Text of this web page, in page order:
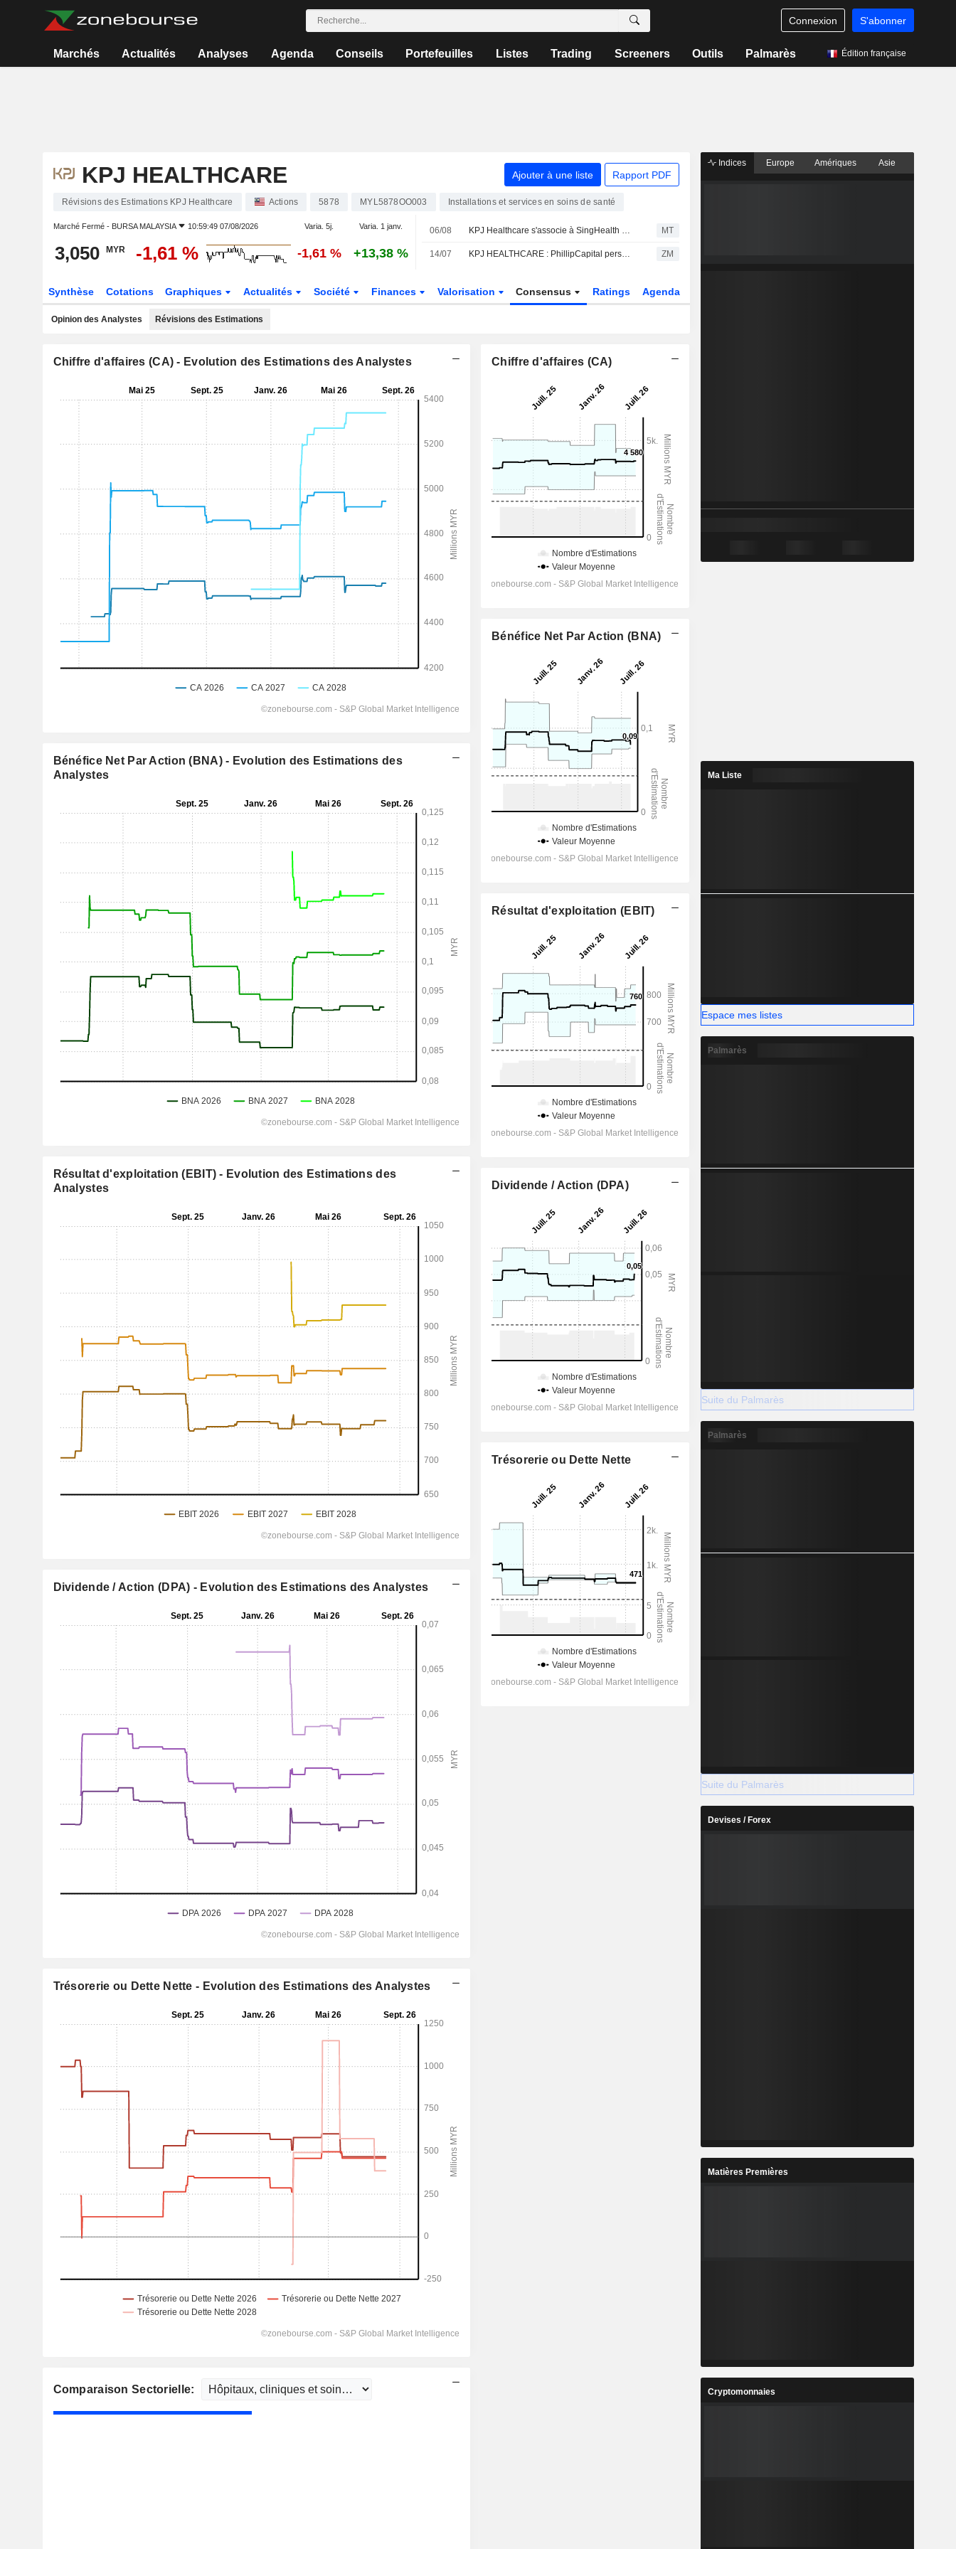
Connexion S'abonner
Marchés Actualités Analyses Agenda Conseils Portefeuilles Listes Trading Screeners Outils Palmarès Édition française
KPJ HEALTHCARE Ajouter à une liste Rapport PDF
Révisions des Estimations KPJ Healthcare Actions 5878 MYL5878OO003 Installations et services en soins de santé
Marché Fermé - BURSA MALAYSIA 10:59:49 07/08/2026 Varia. 5j. Varia. 1 janv.
3,050 MYR -1,61 % -1,61 % +13,38 %
06/08 KPJ Healthcare s'associe à SingHealth pour renforcer ses capacités de soins MT
14/07 KPJ HEALTHCARE : PhillipCapital persiste à l'achat ZM
Synthèse Cotations Graphiques Actualités Société Finances Valorisation Consensus Ratings Agenda
Opinion des Analystes Révisions des Estimations
Chiffre d'affaires (CA) - Evolution des Estimations des Analystes
Bénéfice Net Par Action (BNA) - Evolution des Estimations des
Analystes
Résultat d'exploitation (EBIT) - Evolution des Estimations des
Analystes
Dividende / Action (DPA) - Evolution des Estimations des Analystes
Trésorerie ou Dette Nette - Evolution des Estimations des Analystes
Comparaison Sectorielle:
Chiffre d'affaires (CA)
Bénéfice Net Par Action (BNA)
Résultat d'exploitation (EBIT)
Dividende / Action (DPA)
Trésorerie ou Dette Nette
Indices Europe Amériques Asie
Ma Liste
Espace mes listes
Palmarès
Suite du Palmarès
Palmarès
Suite du Palmarès
Devises / Forex
Matières Premières
Cryptomonnaies